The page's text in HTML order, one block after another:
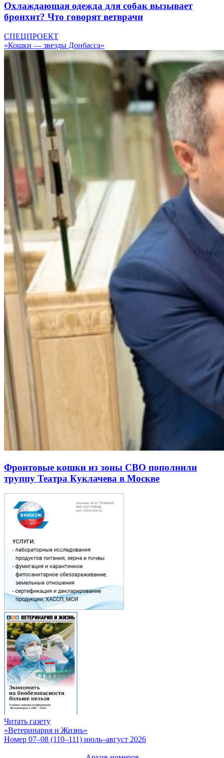
Охлаждающая одежда для собак вызывает
бронхит? Что говорят ветврачи
СПЕЦПРОЕКТ
«Кошки — звезды Донбасса»
Фронтовые кошки из зоны СВО пополнили
труппу Театра Куклачева в Москве
Читать газету
«Ветеринария и Жизнь»
Номер 07–08 (110–111) июль–август 2026